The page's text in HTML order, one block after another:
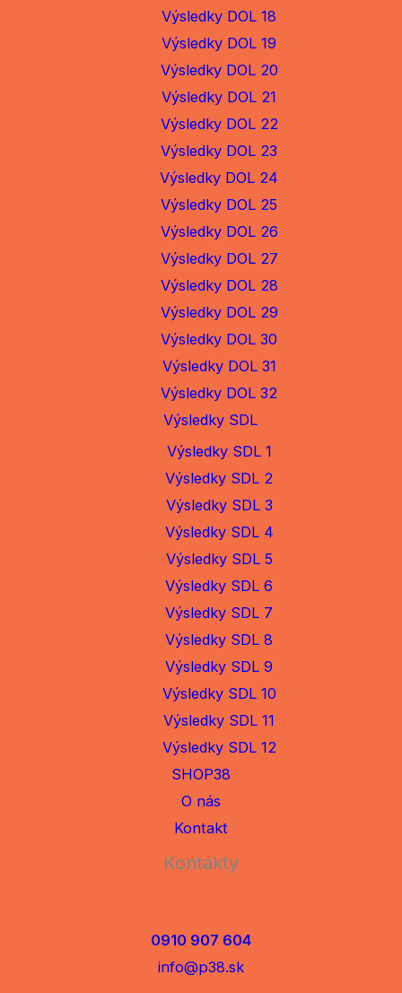
Výsledky DOL 18
Výsledky DOL 19
Výsledky DOL 20
Výsledky DOL 21
Výsledky DOL 22
Výsledky DOL 23
Výsledky DOL 24
Výsledky DOL 25
Výsledky DOL 26
Výsledky DOL 27
Výsledky DOL 28
Výsledky DOL 29
Výsledky DOL 30
Výsledky DOL 31
Výsledky DOL 32
Výsledky SDL
Výsledky SDL 1
Výsledky SDL 2
Výsledky SDL 3
Výsledky SDL 4
Výsledky SDL 5
Výsledky SDL 6
Výsledky SDL 7
Výsledky SDL 8
Výsledky SDL 9
Výsledky SDL 10
Výsledky SDL 11
Výsledky SDL 12
SHOP38
O nás
Kontakt
Kontakty
0910 907 604
info@p38.sk